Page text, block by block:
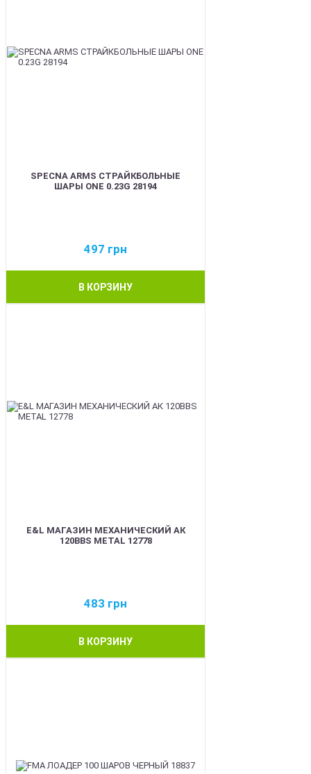
SPECNA ARMS СТРАЙКБОЛЬНЫЕ
ШАРЫ ONE 0.23G 28194
497 грн
В КОРЗИНУ
E&L МАГАЗИН МЕХАНИЧЕСКИЙ АК
120BBS METAL 12778
483 грн
В КОРЗИНУ